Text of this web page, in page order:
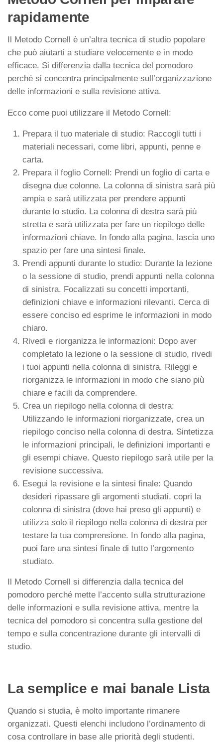
rapidamente
Il Metodo Cornell è un’altra tecnica di studio popolare
che può aiutarti a studiare velocemente e in modo
efficace. Si differenzia dalla tecnica del pomodoro
perché si concentra principalmente sull’organizzazione
delle informazioni e sulla revisione attiva.
Ecco come puoi utilizzare il Metodo Cornell:
Prepara il tuo materiale di studio: Raccogli tutti i
materiali necessari, come libri, appunti, penne e
carta.
Prepara il foglio Cornell: Prendi un foglio di carta e
disegna due colonne. La colonna di sinistra sarà più
ampia e sarà utilizzata per prendere appunti
durante lo studio. La colonna di destra sarà più
stretta e sarà utilizzata per fare un riepilogo delle
informazioni chiave. In fondo alla pagina, lascia uno
spazio per fare una sintesi finale.
Prendi appunti durante lo studio: Durante la lezione
o la sessione di studio, prendi appunti nella colonna
di sinistra. Focalizzati su concetti importanti,
definizioni chiave e informazioni rilevanti. Cerca di
essere conciso ed esprime le informazioni in modo
chiaro.
Rivedi e riorganizza le informazioni: Dopo aver
completato la lezione o la sessione di studio, rivedi
i tuoi appunti nella colonna di sinistra. Rileggi e
riorganizza le informazioni in modo che siano più
chiare e facili da comprendere.
Crea un riepilogo nella colonna di destra:
Utilizzando le informazioni riorganizzate, crea un
riepilogo conciso nella colonna di destra. Sintetizza
le informazioni principali, le definizioni importanti e
gli esempi chiave. Questo riepilogo sarà utile per la
revisione successiva.
Esegui la revisione e la sintesi finale: Quando
desideri ripassare gli argomenti studiati, copri la
colonna di sinistra (dove hai preso gli appunti) e
utilizza solo il riepilogo nella colonna di destra per
testare la tua comprensione. In fondo alla pagina,
puoi fare una sintesi finale di tutto l’argomento
studiato.
Il Metodo Cornell si differenzia dalla tecnica del
pomodoro perché mette l’accento sulla strutturazione
delle informazioni e sulla revisione attiva, mentre la
tecnica del pomodoro si concentra sulla gestione del
tempo e sulla concentrazione durante gli intervalli di
studio.
La semplice e mai banale Lista
Quando si studia, è molto importante rimanere
organizzati. Questi elenchi includono l’ordinamento di
cosa controllare in base alle priorità degli studenti.